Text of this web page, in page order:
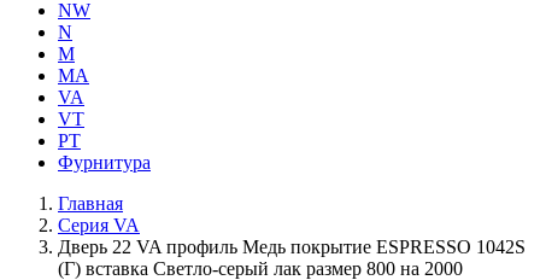
NW
N
M
MA
VA
VT
PT
Фурнитура
Главная
Серия VA
Дверь 22 VA профиль Медь покрытие ESPRESSO 1042S
(Г) вставка Светло-серый лак размер 800 на 2000